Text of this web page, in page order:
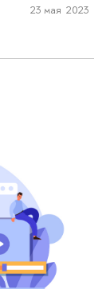
23 мая 2023